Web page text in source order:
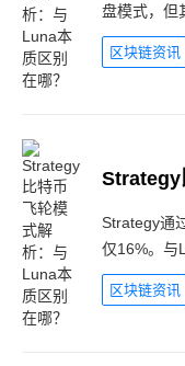
盘模式，但
区块链资讯
Strategy
Strategy通
仅16%。与
区块链资讯